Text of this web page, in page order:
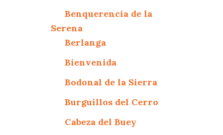
Benquerencia de la
Serena
Berlanga
Bienvenida
Bodonal de la Sierra
Burguillos del Cerro
Cabeza del Buey